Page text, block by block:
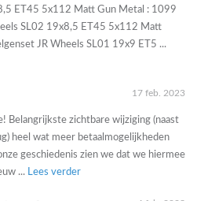
ET45 5x112 Matt Gun Metal : 1099
SL02 19x8,5 ET45 5x112 Matt
JR Wheels SL01 19x9 ET5 ...
17 feb. 2023
Belangrijkste zichtbare wijziging (naast
heel wat meer betaalmogelijkheden
geschiedenis zien we dat we hiermee
... Lees verder